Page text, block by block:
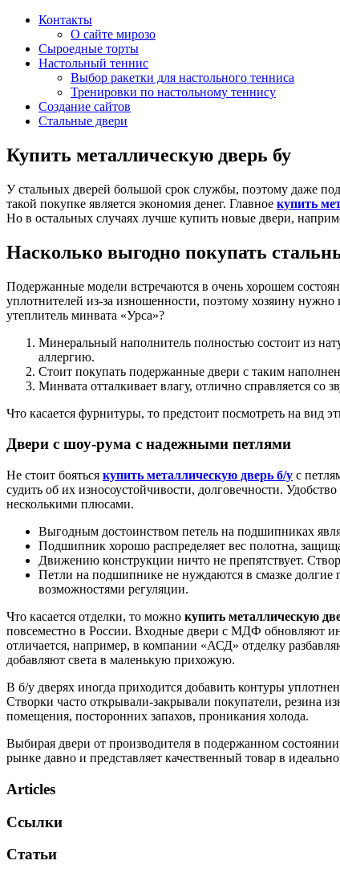
Контакты
О сайте мирозо
Сыроедные торты
Настольный теннис
Выбор ракетки для настольного тенниса
Тренировки по настольному теннису
Создание сайтов
Стальные двери
Купить металлическую дверь бу
У стальных дверей большой срок службы, поэтому даже
такой покупке является экономия денег. Главное купить
Но в остальных случаях лучше купить новые двери,
Насколько выгодно покупать
Подержанные модели встречаются в очень хорошем
уплотнителей из-за изношенности, поэтому хозяину
утеплитель минвата «Урса»?
Минеральный наполнитель полностью состоит из
аллергию.
Стоит покупать подержанные двери с таким
Минвата отталкивает влагу, отлично справляется
Что касается фурнитуры, то предстоит посмотреть на вид
Двери с шоу-рума с надежными петлями
Не стоит бояться купить металлическую дверь б/у с
судить об их износоустойчивости, долговечности.
несколькими плюсами.
Выгодным достоинством петель на подшипниках
Подшипник хорошо распределяет вес полотна,
Движению конструкции ничто не препятствует.
Петли на подшипнике не нуждаются в смазке долгие
возможностями регуляции.
Что касается отделки, то можно купить металлическую
повсеместно в России. Входные двери с МДФ обновляют
отличается, например, в компании «АСД» отделку
добавляют света в маленькую прихожую.
В б/у дверях иногда приходится добавить контуры
Створки часто открывали-закрывали покупатели, резина
помещения, посторонних запахов, проникания холода.
Выбирая двери от производителя в подержанном
рынке давно и представляет качественный товар в
Articles
Ссылки
Статьи